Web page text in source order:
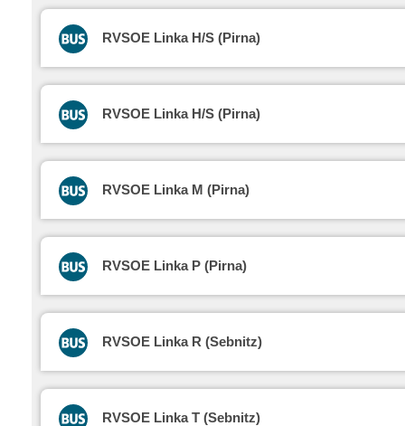
RVSOE Linka H/S (Pirna)
RVSOE Linka H/S (Pirna)
RVSOE Linka M (Pirna)
RVSOE Linka P (Pirna)
RVSOE Linka R (Sebnitz)
RVSOE Linka T (Sebnitz)